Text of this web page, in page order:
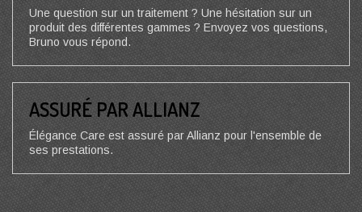
Une question sur un traitement ? Une hésitation sur un
produit des différentes gammes ? Envoyez vos questions,
Bruno vous répond.
ASSURÉ PAR ALLIANZ
Élégance Care est assuré par Allianz pour l'ensemble de
ses prestations.